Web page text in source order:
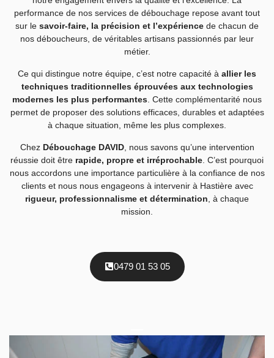
performance de nos services de débouchage repose avant tout
sur le savoir-faire, la précision et l’expérience de chacun de
nos déboucheurs, de véritables artisans passionnés par leur
métier.
Ce qui distingue notre équipe, c’est notre capacité à allier les
techniques traditionnelles éprouvées aux technologies
modernes les plus performantes . Cette complémentarité nous
permet de proposer des solutions efficaces, durables et adaptées
à chaque situation, même les plus complexes.
Chez Débouchage DAVID, nous savons qu’une intervention
réussie doit être rapide, propre et irréprochable . C’est pourquoi
nous accordons une importance particulière à la confiance de nos
clients et nous nous engageons à intervenir à Hastière avec
rigueur, professionnalisme et détermination , à chaque
mission.
0479 01 53 05